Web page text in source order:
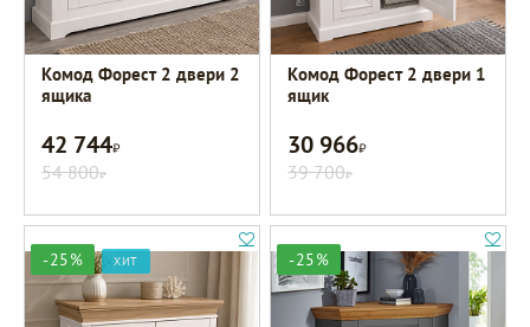
Комод Форест 2 двери 2
ящика
42 744Р
54 800Р
Комод Форест 2 двери 1
ящик
30 966Р
39 700Р
-25% ХИТ -25%